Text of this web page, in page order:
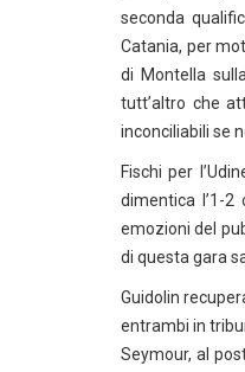
seconda
Catania, per
di Montella
tutt’altro che
inconciliabili se
Fischi per
dimentica l’1-
emozioni del
di questa gara
Guidolin
entrambi in
Seymour, al